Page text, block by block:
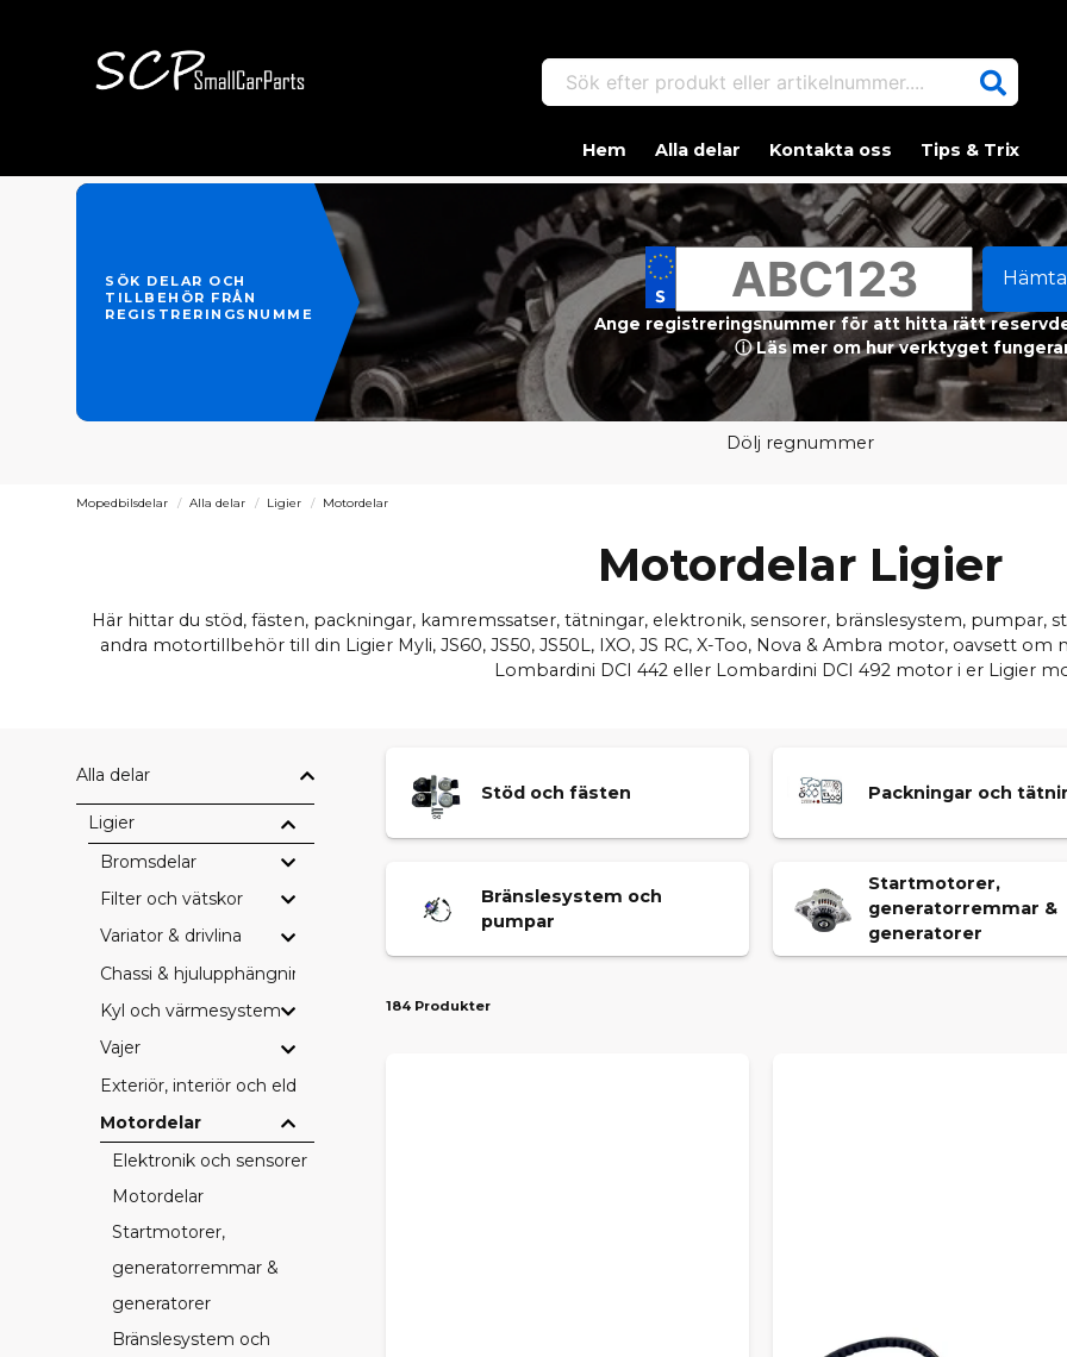
Sök efter produkt eller artikelnummer....
Hem Alla delar Kontakta oss Tips & Trix
SÖK DELAR OCH
TILLBEHÖR FRÅN
REGISTRERINGSNUMMER
Ange registreringsnummer för att hitta rätt
ⓘ Läs mer om hur verktyget
Dölj regnummer
Mopedbilsdelar Alla delar Ligier Motordelar
Motordelar Ligier
Här hittar du stöd, fästen, packningar, kamremssatser, tätningar, elektronik, sensorer, bränslesystem,
andra motortillbehör till din Ligier Myli, JS60, JS50, JS50L, IXO, JS RC, X-Too, Nova & Ambra motor, oavsett
Lombardini DCI 442 eller Lombardini DCI 492 motor i er Ligier
Alla delar
Ligier
Bromsdelar
Filter och vätskor
Variator & drivlina
Chassi & hjulupphängning
Kyl och värmesystem
Vajer
Exteriör, interiör och eldetaljer
Motordelar
Elektronik och sensorer
Motordelar
Startmotorer,
generatorremmar &
generatorer
Bränslesystem och
Stöd och fästen Packningar och
Bränslesystem och
pumpar
Startmotorer,
generatorremmar &
generatorer
184 Produkter